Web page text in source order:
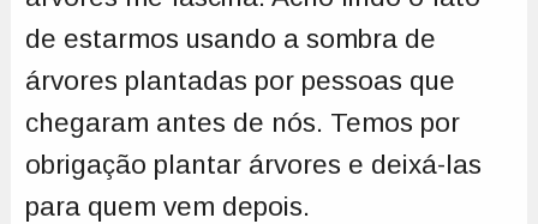
de estarmos usando a sombra de
árvores plantadas por pessoas que
chegaram antes de nós. Temos por
obrigação plantar árvores e deixá-las
para quem vem depois.